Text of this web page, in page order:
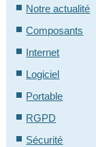
Notre actualité
Composants
Internet
Logiciel
Portable
RGPD
Sécurité